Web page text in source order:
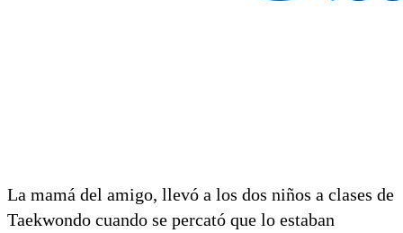
La mamá del amigo, llevó a los dos niños a clases de
Taekwondo cuando se percató que lo estaban